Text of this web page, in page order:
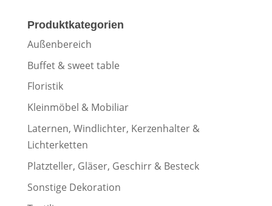
Produktkategorien
Außenbereich
Buffet & sweet table
Floristik
Kleinmöbel & Mobiliar
Laternen, Windlichter, Kerzenhalter &
Lichterketten
Platzteller, Gläser, Geschirr & Besteck
Sonstige Dekoration